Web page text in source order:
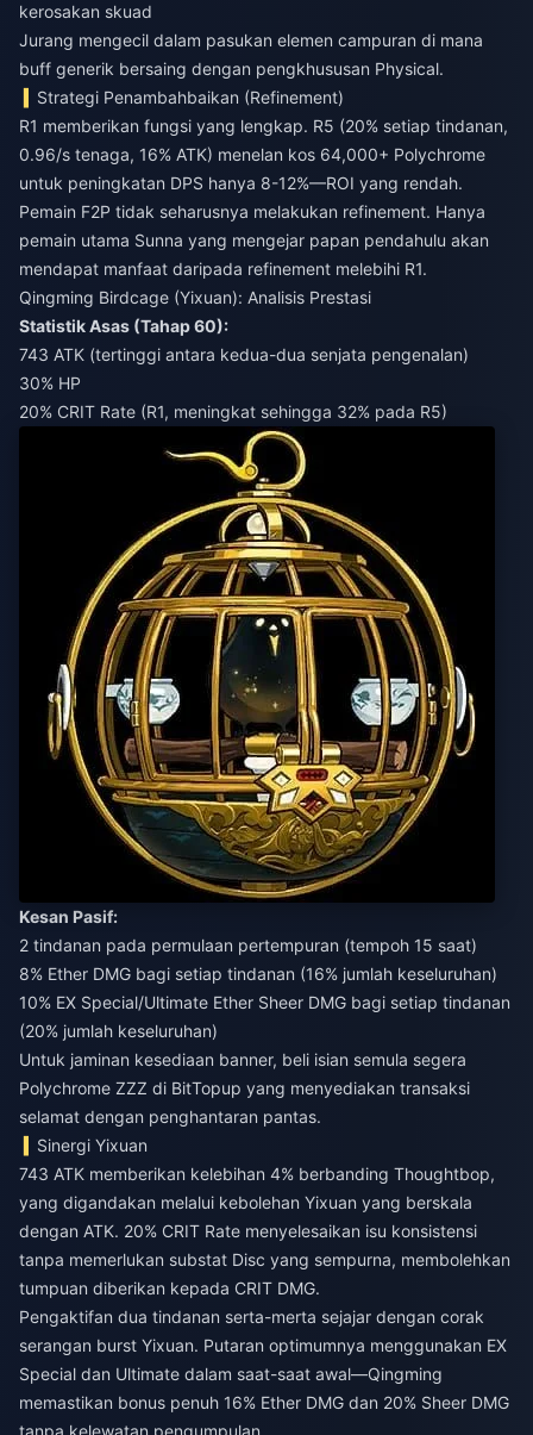
kerosakan skuad
Jurang mengecil dalam pasukan elemen campuran di mana
buff generik bersaing dengan pengkhususan Physical.
Strategi Penambahbaikan (Refinement)
R1 memberikan fungsi yang lengkap. R5 (20% setiap tindanan,
0.96/s tenaga, 16% ATK) menelan kos 64,000+ Polychrome
untuk peningkatan DPS hanya 8-12%—ROI yang rendah.
Pemain F2P tidak seharusnya melakukan refinement. Hanya
pemain utama Sunna yang mengejar papan pendahulu akan
mendapat manfaat daripada refinement melebihi R1.
Qingming Birdcage (Yixuan): Analisis Prestasi
Statistik Asas (Tahap 60):
743 ATK (tertinggi antara kedua-dua senjata pengenalan)
30% HP
20% CRIT Rate (R1, meningkat sehingga 32% pada R5)
Kesan Pasif:
2 tindanan pada permulaan pertempuran (tempoh 15 saat)
8% Ether DMG bagi setiap tindanan (16% jumlah keseluruhan)
10% EX Special/Ultimate Ether Sheer DMG bagi setiap tindanan
(20% jumlah keseluruhan)
Untuk jaminan kesediaan banner, beli isian semula segera
Polychrome ZZZ di BitTopup yang menyediakan transaksi
selamat dengan penghantaran pantas.
Sinergi Yixuan
743 ATK memberikan kelebihan 4% berbanding Thoughtbop,
yang digandakan melalui kebolehan Yixuan yang berskala
dengan ATK. 20% CRIT Rate menyelesaikan isu konsistensi
tanpa memerlukan substat Disc yang sempurna, membolehkan
tumpuan diberikan kepada CRIT DMG.
Pengaktifan dua tindanan serta-merta sejajar dengan corak
serangan burst Yixuan. Putaran optimumnya menggunakan EX
Special dan Ultimate dalam saat-saat awal—Qingming
memastikan bonus penuh 16% Ether DMG dan 20% Sheer DMG